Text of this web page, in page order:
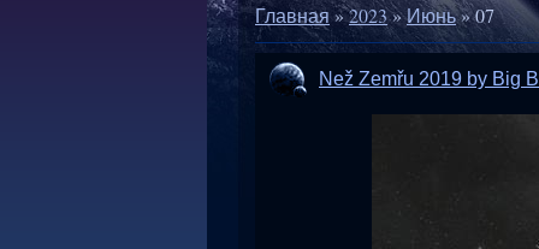
Главная»2023»Июнь»07
Než Zemřu 2019 by Big